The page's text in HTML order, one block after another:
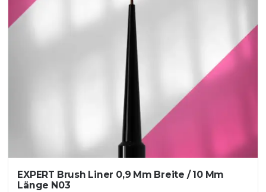
Kontakt
Kundenbewertungen
EXPERT Brush Liner 0,9 Mm Breite / 10 Mm
Länge N03